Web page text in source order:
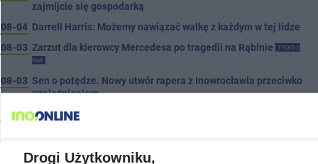
zajmijcie się gospodarką
08-04 Darrell Harris: Możemy nawiązać walkę z każdym w tej lidze
08-03 Zarzut dla kierowcy Mercedesa po tragedii na Rąbinie
TYLKO U
NAS
08-03 Sen o potędze. Nowy utwór rapera z Inowrocławia przeciwko
uzależnieniom
08-03 Widziałeś ten wypadek? Policja szuka świadków
Drogi Użytkowniku,